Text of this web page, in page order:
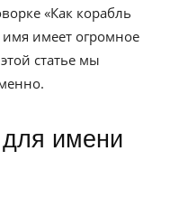
«Как корабль
имеет огромное
статье мы